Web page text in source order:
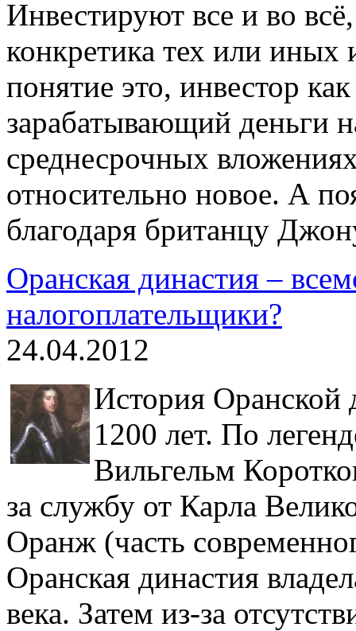
Инвестируют все и во
конкретика тех или
понятие это, инвестор
зарабатывающий деньги
среднесрочных
относительно новое. А
благодаря британцу
Оранская династия –
налогоплательщики?
24.04.2012
История Оранской
1200 лет. По
Вильгельм
за службу от Карла
Оранж (часть
Оранская династия
века. Затем из-за